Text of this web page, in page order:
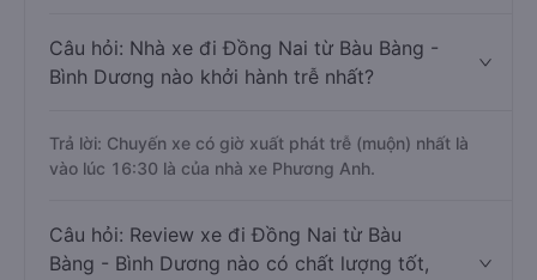
Câu hỏi: Nhà xe đi Đồng Nai từ Bàu Bàng -
Bình Dương nào khởi hành trễ nhất?
Trả lời: Chuyến xe có giờ xuất phát trễ (muộn) nhất là
vào lúc 16:30 là của nhà xe Phương Anh.
Câu hỏi: Review xe đi Đồng Nai từ Bàu
Bàng - Bình Dương nào có chất lượng tốt,